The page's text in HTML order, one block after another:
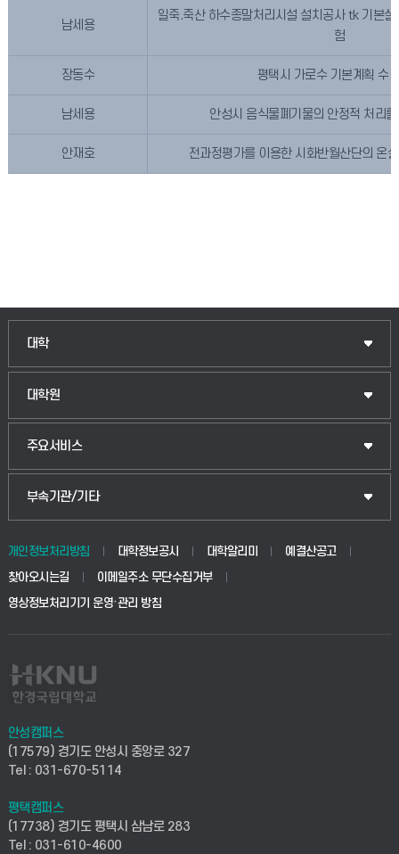
남세용
일죽.죽산 하수종말처리시설 설치공사 tk 기본
험
장동수 평택시 가로수 기본계획 수
남세용 안성시 음식물폐기물의 안정적 처리
안재호 전과정평가를 이용한 시화반월산단의 온
대학
인문융합공공인재학부
법경영학부
생명공학부
사회안전시스템공학부
컴퓨터응용수학부
ICT로봇기계공학부
대학원
일반대학원
산업대학원
공공정책대학원
교육대학원
주요서비스
입학안내
웹메일
학사시스템(전문학사 및 전공심화)
사이버캠퍼스(전문학사 및 전공심화)
시설바로처리서비스
연구실안전관리시스템
산학연구관리시스템
부속기관/기타
중앙도서관
학생생활관(안성)
산학협력단
취업지원센터
창업지원센터
현장실습지원센터
개인정보처리방침 대학정보공시 대학알리미
예결산공고
찾아오시는길
이메일주소 무단수집거부
영상정보처리기기 운영·관리 방침
안성캠퍼스
(17579) 경기도 안성시 중앙로 327
Tel : 031-670-5114
평택캠퍼스
(17738) 경기도 평택시 삼남로 283
Tel : 031-610-4600